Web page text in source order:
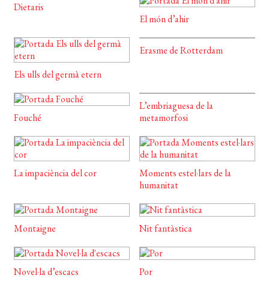
Dietaris
El món d’ahir
Els ulls del germà etern
Erasme de Rotterdam
Fouché
L’embriaguesa de la
metamorfosi
La impaciència del cor
Moments estel·lars de la
humanitat
Montaigne Nit fantàstica
Novel·la d’escacs Por